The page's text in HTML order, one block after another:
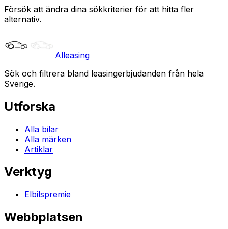
Försök att ändra dina sökkriterier för att hitta fler
alternativ.
Alleasing
Sök och filtrera bland leasingerbjudanden från hela
Sverige.
Utforska
Alla bilar
Alla märken
Artiklar
Verktyg
Elbilspremie
Webbplatsen